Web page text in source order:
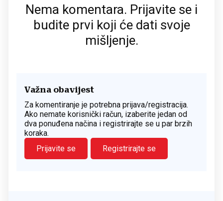
Nema komentara. Prijavite se i
budite prvi koji će dati svoje
mišljenje.
Važna obavijest
Za komentiranje je potrebna prijava/registracija.
Ako nemate korisnički račun, izaberite jedan od
dva ponuđena načina i registrirajte se u par brzih
koraka.
Prijavite se
Registrirajte se